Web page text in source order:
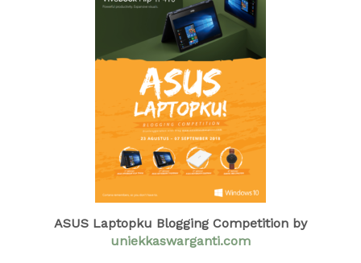
ASUS Laptopku Blogging Competition by
uniekkaswarganti.com